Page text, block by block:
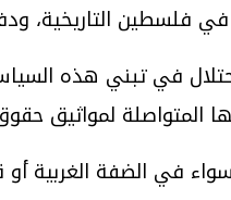
فلسطين التاريخية،
في تبني هذه
المتواصلة لمواثيق
في الضفة الغربية أو